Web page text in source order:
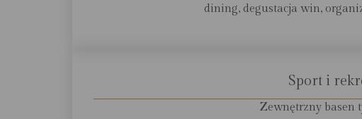
dining, degustacja win,
Sport i
Zewnętrzny basen